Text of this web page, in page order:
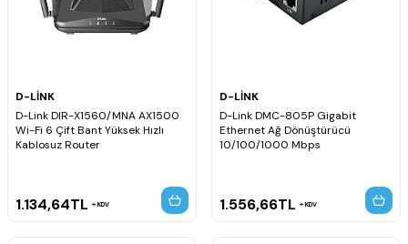
D-LİNK
D-Link DIR-X1560/MNA AX1500
Wi-Fi 6 Çift Bant Yüksek Hızlı
Kablosuz Router
1.134,64TL KDV
D-LİNK
D-Link DMC-805P Gigabit
Ethernet Ağ Dönüştürücü
10/100/1000 Mbps
1.556,66TL KDV